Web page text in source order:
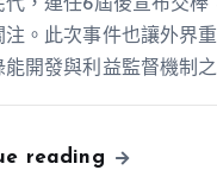
代，連任6屆後宣布交棒
注。此次事件也讓外界
能開發與利益監督機制
reading